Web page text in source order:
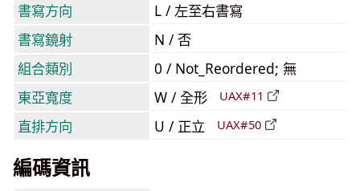
書寫方向
L / 左至右書寫
書寫鏡射
N / 否
組合類別
0 / Not_Reordered; 無
東亞寬度
W / 全形 UAX#11
直排方向 U / 正立 UAX#50
編碼資訊